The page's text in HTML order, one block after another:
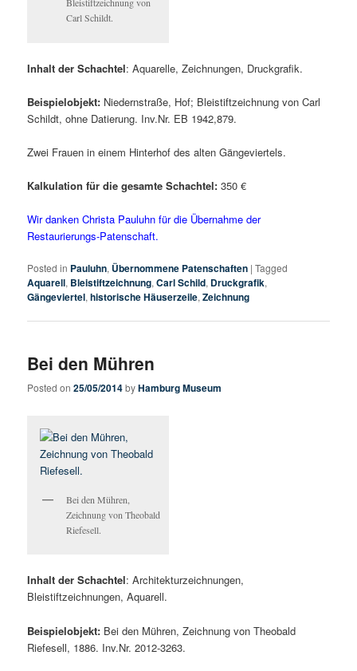
Bleistiftzeichnung von
Carl Schildt.
Inhalt der Schachtel: Aquarelle, Zeichnungen, Druckgrafik.
Beispielobjekt: Niedernstraße, Hof; Bleistiftzeichnung von Carl
Schildt, ohne Datierung. Inv.Nr. EB 1942,879.
Zwei Frauen in einem Hinterhof des alten Gängeviertels.
Kalkulation für die gesamte Schachtel: 350 €
Wir danken Christa Pauluhn für die Übernahme der
Restaurierungs-Patenschaft.
Posted in Pauluhn, Übernommene Patenschaften |Tagged
Aquarell, Bleistiftzeichnung,Carl Schild, Druckgrafik,
Gängeviertel,historische Häuserzeile,Zeichnung
Bei den Mühren
Posted on25/05/2014byHamburg Museum
Bei den Mühren,
Zeichnung von Theobald
Riefesell.
Inhalt der Schachtel: Architekturzeichnungen,
Bleistiftzeichnungen, Aquarell.
Beispielobjekt: Bei den Mühren, Zeichnung von Theobald
Riefesell, 1886. Inv.Nr. 2012-3263.